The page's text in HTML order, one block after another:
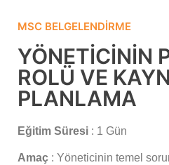
MSC BELGELENDIRME
YÖNETICININ
ROLÜ VE
PLANLAMA
Eğitim Süresi : 1 Gün
Amaç : Yöneticinin temel